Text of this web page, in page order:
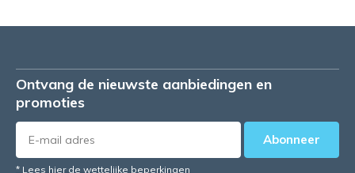
Ontvang de nieuwste aanbiedingen en
promoties
Abonneer
* Lees hier de wettelijke beperkingen